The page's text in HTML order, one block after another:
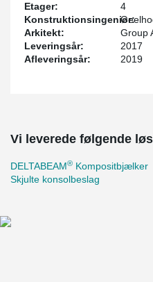
Etager:
4
Konstruktionsingeniør:
Arkitekt:
Group
Leveringsår:
2017
Afleveringsår:
2019
Vi leverede følgende
DELTABEAM® Kompositbjælker
Skjulte konsolbeslag